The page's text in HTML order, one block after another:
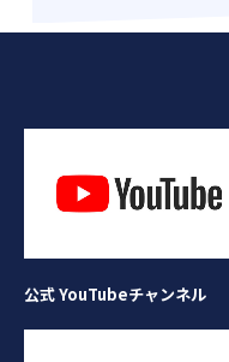
公式 YouTubeチャンネル